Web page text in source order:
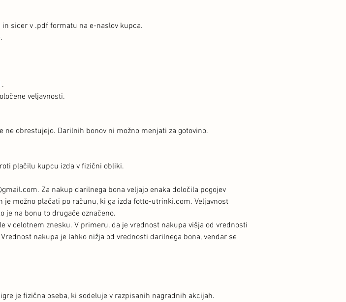
sicer v .pdf formatu na e-naslov kupca.
veljavnosti.
obrestujejo. Darilnih bonov ni možno menjati za gotovino.
plačilu kupcu izda v fizični obliki.
. Za nakup darilnega bona veljajo enaka določila pogojev
možno plačati po računu, ki ga izda fotto-utrinki.com. Veljavnost
je na bonu to drugače označeno.
v celotnem znesku. V primeru, da je vrednost nakupa višja od vrednosti
nakupa je lahko nižja od vrednosti darilnega bona, vendar se
je fizična oseba, ki sodeluje v razpisanih nagradnih akcijah.